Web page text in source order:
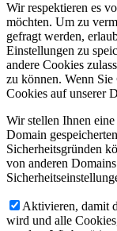
Wir respektieren es
möchten. Um zu
gefragt werden,
Einstellungen zu
andere Cookies
zu können. Wenn Sie
Cookies auf unserer
Wir stellen Ihnen
Domain
Sicherheitsgründen
von anderen
Aktivieren, damit
wird und alle